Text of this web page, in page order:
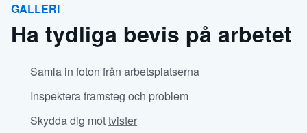
GALLERI
Ha tydliga bevis på arbetet
Samla in foton från arbetsplatserna
Inspektera framsteg och problem
Skydda dig mottvister